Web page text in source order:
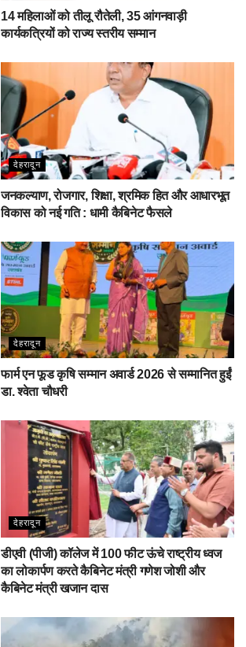
14 महिलाओं को तीलू रौतेली, 35 आंगनवाड़ी
कार्यकत्रियों को राज्य स्तरीय सम्मान
देहरादून
जनकल्याण, रोजगार, शिक्षा, श्रमिक हित और आधारभूत
विकास को नई गति : धामी कैबिनेट फैसले
देहरादून
फार्म एन फूड कृषि सम्मान अवार्ड 2026 से सम्मानित हुईं
डा. श्वेता चौधरी
देहरादून
डीएवी (पीजी) कॉलेज में 100 फीट ऊंचे राष्ट्रीय ध्वज
का लोकार्पण करते कैबिनेट मंत्री गणेश जोशी और
कैबिनेट मंत्री खजान दास